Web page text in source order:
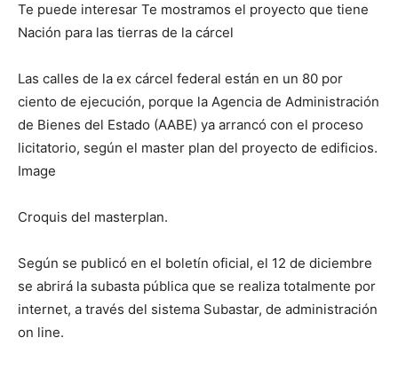
Te puede interesar Te mostramos el proyecto que tiene
Nación para las tierras de la cárcel
Las calles de la ex cárcel federal están en un 80 por
ciento de ejecución, porque la Agencia de Administración
de Bienes del Estado (AABE) ya arrancó con el proceso
licitatorio, según el master plan del proyecto de edificios.
Image
Croquis del masterplan.
Según se publicó en el boletín oficial, el 12 de diciembre
se abrirá la subasta pública que se realiza totalmente por
internet, a través del sistema Subastar, de administración
on line.